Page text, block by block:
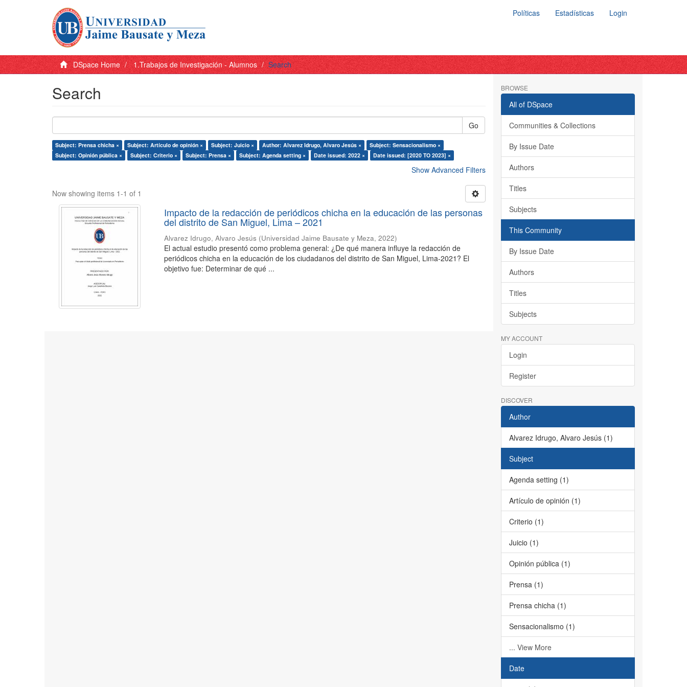
Políticas Estadísticas Login
DSpace Home 1.Trabajos de Investigación - Alumnos Search
Search
Go
Subject: Prensa chicha × Subject: Artículo de opinión × Subject: Juicio × Author: Alvarez Idrugo, Alvaro Jesús ×
Subject: Sensacionalismo ×
Subject: Opinión pública ×
Subject: Criterio × Subject: Prensa × Subject: Agenda setting × Date issued: 2022 × Date issued: [2020 TO 2023] ×
Show Advanced Filters
Now showing items 1-1 of 1
Impacto de la redacción de periódicos chicha en la educación de las personas
del distrito de San Miguel, Lima – 2021
Alvarez Idrugo, Alvaro Jesús (Universidad Jaime Bausate y Meza,2022)
El actual estudio presentó como problema general: ¿De qué manera influye la redacción de
periódicos chicha en la educación de los ciudadanos del distrito de San Miguel, Lima-2021? El
objetivo fue: Determinar de qué ...
BROWSE
All of DSpace
Communities & Collections
By Issue Date
Authors
Titles
Subjects
This Community
By Issue Date
Authors
Titles
Subjects
MY ACCOUNT
Login
Register
DISCOVER
Author
Alvarez Idrugo, Alvaro Jesús (1)
Subject
Agenda setting (1)
Artículo de opinión (1)
Criterio (1)
Juicio (1)
Opinión pública (1)
Prensa (1)
Prensa chicha (1)
Sensacionalismo (1)
... View More
Date